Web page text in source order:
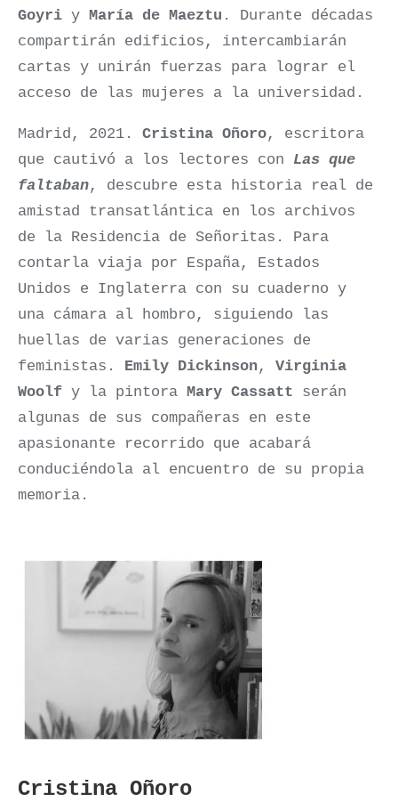
Goyri y María de Maeztu . Durante décadas
compartirán edificios, intercambiarán
cartas y unirán fuerzas para lograr el
acceso de las mujeres a la universidad.
Madrid, 2021. Cristina Oñoro, escritora
que cautivó a los lectores con Las que
faltaban, descubre esta historia real de
amistad transatlántica en los archivos
de la Residencia de Señoritas. Para
contarla viaja por España, Estados
Unidos e Inglaterra con su cuaderno y
una cámara al hombro, siguiendo las
huellas de varias generaciones de
feministas. Emily Dickinson, Virginia
Woolf y la pintora Mary Cassatt serán
algunas de sus compañeras en este
apasionante recorrido que acabará
conduciéndola al encuentro de su propia
memoria.
Cristina Oñoro